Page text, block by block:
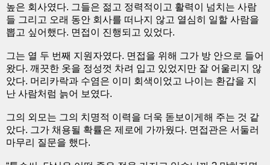
높은 회사였다. 그들은 젊고 정력적이고 활력이 넘치는 사람
들 그리고 오래 동안 회사를 떠나지 않고 열심히 일할 사람을
뽑고 싶어했다. 면접이 진행되고 있었다.
그는 열 두 번째 지원자였다. 면접을 위해 그가 방 안으로 들어
왔다. 깨끗한 옷을 정성껏 차려 입고 있었지만 잘 어울리지 않
았다. 머리카락과 수염은 이미 회색이었고 나이는 환갑을 지
난 사람처럼 늙어 보였다.
그의 외모는 그의 치명적 이력을 더욱 돋보이게해 주는 것 같
았다. 그가 채용될 확률은 제로에 가까웠다. 면접관은 서둘러
마무리 질문을 했다.